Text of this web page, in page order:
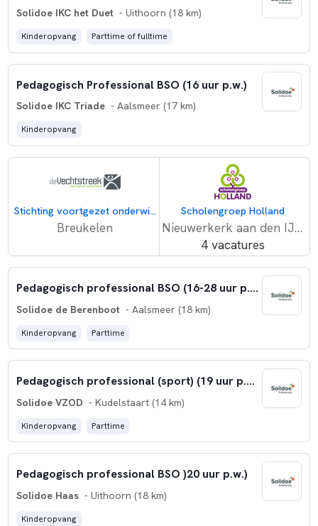
Solidoe IKC het Duet - Uithoorn (18 km)
Kinderopvang Parttime of fulltime
Pedagogisch Professional BSO (16 uur p.w.)
Solidoe IKC Triade - Aalsmeer (17 km)
Kinderopvang
Stichting voortgezet onderwijs 'De Vechtstreek'
Breukelen
Scholengroep Holland
Nieuwerkerk aan den IJssel
4 vacatures
Pedagogisch professional BSO (16-28 uur p.w.)
Solidoe de Berenboot - Aalsmeer (18 km)
Kinderopvang Parttime
Pedagogisch professional (sport) (19 uur p.w.)
Solidoe VZOD - Kudelstaart (14 km)
Kinderopvang Parttime
Pedagogisch professional BSO )20 uur p.w.)
Solidoe Haas - Uithoorn (18 km)
Kinderopvang